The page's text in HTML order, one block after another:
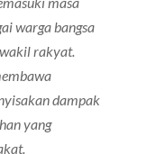
warga bangsa
rakyat.
dampak
yang